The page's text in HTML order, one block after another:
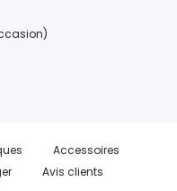
Accessoires
Avis clients